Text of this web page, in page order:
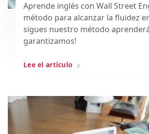
Aprende inglés con Wall Street
método para alcanzar la fluidez
sigues nuestro método
garantizamos!
Lee el artículo